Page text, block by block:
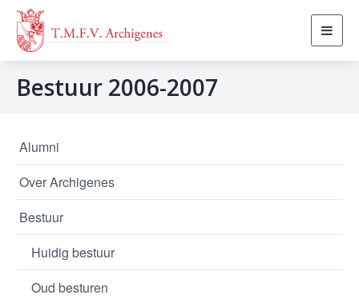
Bestuur 2006-2007
Alumni
Over Archigenes
Bestuur
Huidig bestuur
Oud besturen